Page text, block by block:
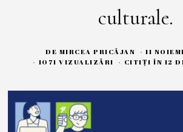
culturale.
DE MIRCEA PRICĂJAN 11
1071 VIZUALIZĂRI CITIȚI ÎN 12